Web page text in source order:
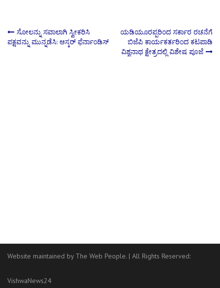
Post
ಸೋಲನ್ನು ಸವಾಲಾಗಿ ಸ್ವೀಕರಿಸಿ
ಪಕ್ಷವನ್ನು ಮುನ್ನಡೆಸಿ: ಆಸ್ಕರ್ ಫೆರ್ನಾಂಡಿಸ್
ಯಡಿಯೂರಪ್ಪರಿಂದ ಸರ್ಕಾರ ರಚನೆಗೆ
ಬಿಜೆಪಿ ಕಾರ್ಯಕರ್ತರಿಂದ ಕಟಪಾಡಿ
ವಿಶ್ವನಾಥ ಕ್ಷೇತ್ರದಲ್ಲಿ ವಿಶೇಷ ಪೂಜೆ
Website maintained by The Web People. | All Rights Reserved:
VishwaNews24